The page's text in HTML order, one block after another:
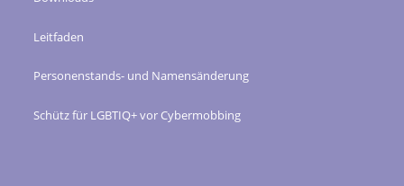
Leitfaden
Personenstands- und Namensänderung
Schütz für LGBTIQ+ vor Cybermobbing